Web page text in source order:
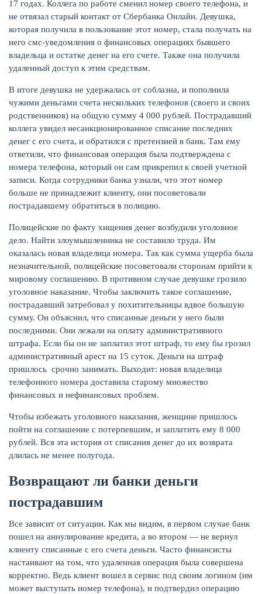
17 годах. Коллега по работе сменил номер своего телефона, и
не отвязал старый контакт от Сбербанка Онлайн. Девушка,
которая получила в пользование этот номер, стала получать на
него смс-уведомления о финансовых операциях бывшего
владельца и остатке денег на его счете. Также она получила
удаленный доступ к этим средствам.
В итоге девушка не удержалась от соблазна, и пополнила
чужими деньгами счета нескольких телефонов (своего и своих
родственников) на общую сумму 4 000 рублей. Пострадавший
коллега увидел несанкционированное списание последних
денег с его счета, и обратился с претензией в банк. Там ему
ответили, что финансовая операция была подтверждена с
номера телефона, который он сам прикрепил к своей учетной
записи. Когда сотрудники банка узнали, что этот номер
больше не принадлежит клиенту, они посоветовали
пострадавшему обратиться в полицию.
Полицейские по факту хищения денег возбудили уголовное
дело. Найти злоумышленника не составило труда. Им
оказалась новая владелица номера. Так как сумма ущерба была
незначительной, полицейские посоветовали сторонам прийти к
мировому соглашению. В противном случае девушке грозило
уголовное наказание. Чтобы заключить такое соглашение,
пострадавший затребовал у похитительницы вдвое большую
сумму. Он объяснил, что списанные деньги у него были
последними. Они лежали на оплату административного
штрафа. Если бы он не заплатил этот штраф, то ему бы грозил
административный арест на 15 суток. Деньги на штраф
пришлось срочно занимать. Выходит: новая владелица
телефонного номера доставила старому множество
финансовых и нефинансовых проблем.
Чтобы избежать уголовного наказания, женщине пришлось
пойти на соглашение с потерпевшим, и заплатить ему 8 000
рублей. Вся эта история от списания денег до их возврата
длилась не менее полугода.
Возвращают ли банки деньги
пострадавшим
Все зависит от ситуации. Как мы видим, в первом случае банк
пошел на аннулирование кредита, а во втором — не вернул
клиенту списанные с его счета деньги. Часто финансисты
настаивают на том, что удаленная операция была совершена
корректно. Ведь клиент вошел в сервис под своим логином (им
может выступать номер телефона), и подтвердил операцию